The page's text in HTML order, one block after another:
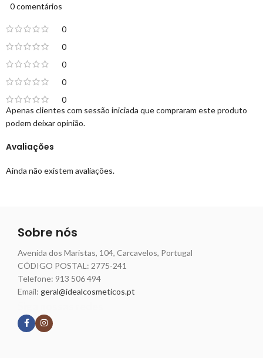
0 comentários
0
0
0
0
0
Avaliações
Ainda não existem avaliações.
Apenas clientes com sessão iniciada que compraram este produto
podem deixar opinião.
Sobre nós
Avenida dos Maristas, 104, Carcavelos, Portugal
CÓDIGO POSTAL: 2775-241
Telefone: 913 506 494
Email: geral@idealcosmeticos.pt